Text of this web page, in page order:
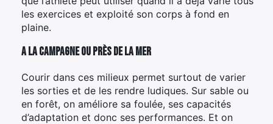
les exercices et exploité son corps à fond en
plaine.
A la campagne ou près de la mer
Courir dans ces milieux permet surtout de varier
les sorties et de les rendre ludiques. Sur sable ou
en forêt, on améliore sa foulée, ses capacités
d’adaptation et donc ses performances. Et on